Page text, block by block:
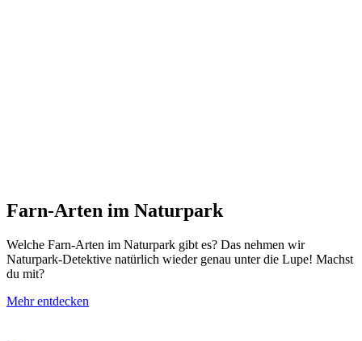
Farn-Arten im Naturpark
Welche Farn-Arten im Naturpark gibt es? Das nehmen wir
Naturpark-Detektive natürlich wieder genau unter die Lupe! Machst
du mit?
Mehr entdecken